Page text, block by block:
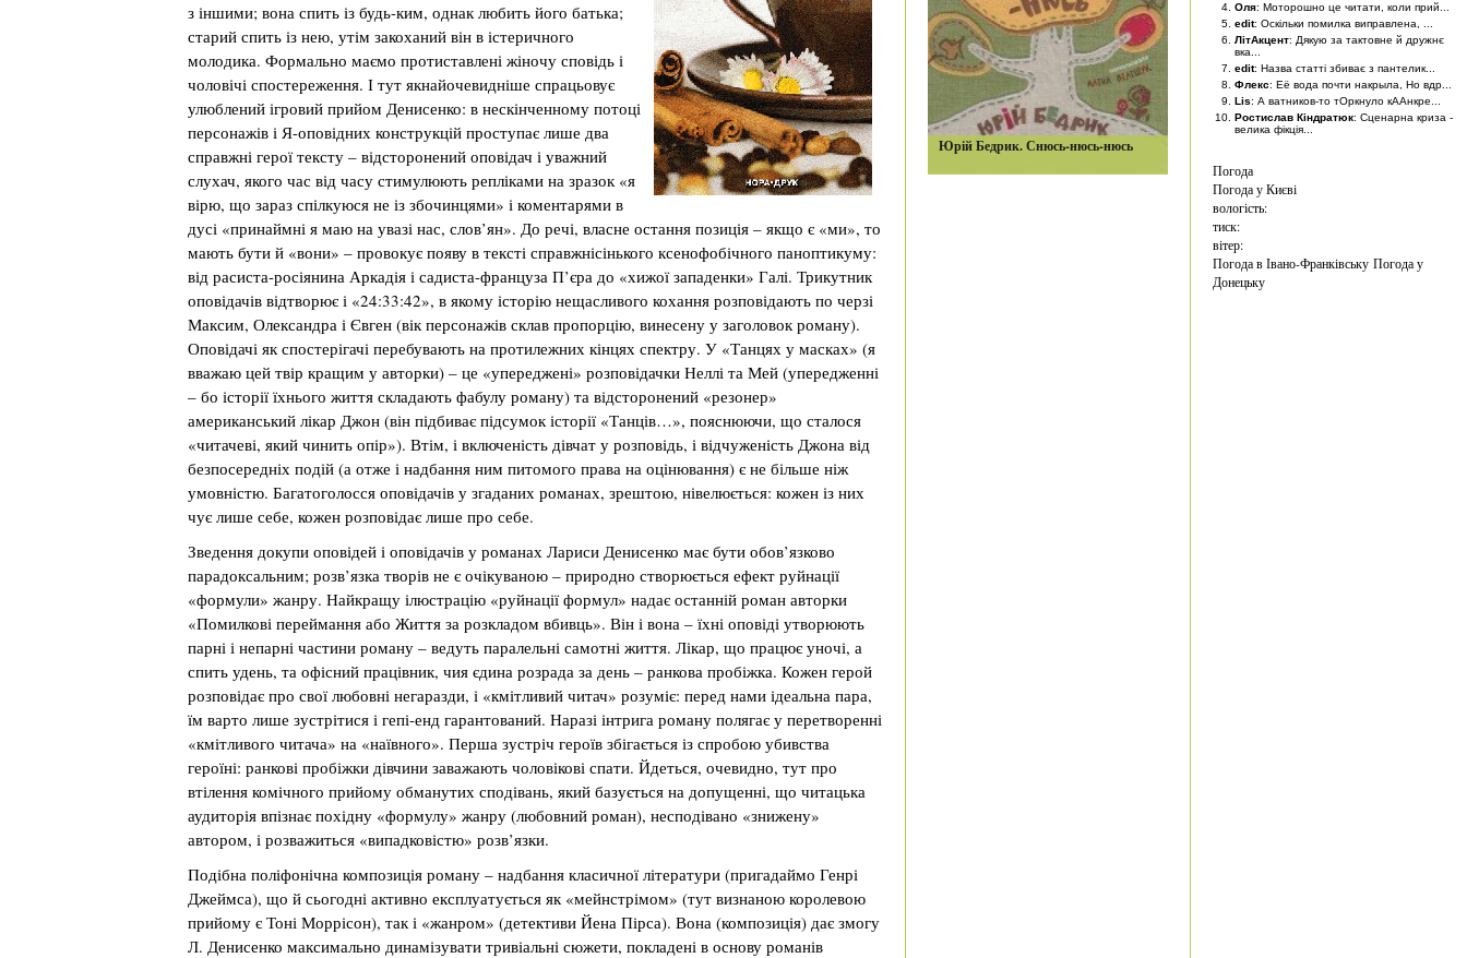
з іншими; вона спить із будь-ким, однак любить його батька;
старий спить із нею, утім закоханий він в істеричного
молодика. Формально маємо протиставлені жіночу сповідь і
чоловічі спостереження. І тут якнайочевидніше спрацьовує
улюблений ігровий прийом Денисенко: в нескінченному потоці
персонажів і Я-оповідних конструкцій проступає лише два
справжні герої тексту – відсторонений оповідач і уважний
слухач, якого час від часу стимулюють репліками на зразок «я
вірю, що зараз спілкуюся не із збочинцями» і коментарями в
дусі «принаймні я маю на увазі нас, слов’ян». До речі, власне остання позиція – якщо є «ми», то
мають бути й «вони» – провокує появу в тексті справжнісінького ксенофобічного паноптикуму:
від расиста-росіянина Аркадія і садиста-француза П’єра до «хижої западенки» Галі. Трикутник
оповідачів відтворює і «24:33:42», в якому історію нещасливого кохання розповідають по черзі
Максим, Олександра і Євген (вік персонажів склав пропорцію, винесену у заголовок роману).
Оповідачі як спостерігачі перебувають на протилежних кінцях спектру. У «Танцях у масках» (я
вважаю цей твір кращим у авторки) – це «упереджені» розповідачки Неллі та Мей (упередженні
– бо історії їхнього життя складають фабулу роману) та відсторонений «резонер»
американський лікар Джон (він підбиває підсумок історії «Танців…», пояснюючи, що сталося
«читачеві, який чинить опір»). Втім, і включеність дівчат у розповідь, і відчуженість Джона від
безпосередніх подій (а отже і надбання ним питомого права на оцінювання) є не більше ніж
умовністю. Багатоголосся оповідачів у згаданих романах, зрештою, нівелюється: кожен із них
чує лише себе, кожен розповідає лише про себе.
Зведення докупи оповідей і оповідачів у романах Лариси Денисенко має бути обов’язково
парадоксальним; розв’язка творів не є очікуваною – природно створюється ефект руйнації
«формули» жанру. Найкращу ілюстрацію «руйнації формул» надає останній роман авторки
«Помилкові переймання або Життя за розкладом вбивць». Він і вона – їхні оповіді утворюють
парні і непарні частини роману – ведуть паралельні самотні життя. Лікар, що працює уночі, а
спить удень, та офісний працівник, чия єдина розрада за день – ранкова пробіжка. Кожен герой
розповідає про свої любовні негаразди, і «кмітливий читач» розуміє: перед нами ідеальна пара,
їм варто лише зустрітися і гепі-енд гарантований. Наразі інтрига роману полягає у перетворенні
«кмітливого читача» на «наївного». Перша зустріч героїв збігається із спробою убивства
героїні: ранкові пробіжки дівчини заважають чоловікові спати. Йдеться, очевидно, тут про
втілення комічного прийому обманутих сподівань, який базується на допущенні, що читацька
аудиторія впізнає похідну «формулу» жанру (любовний роман), несподівано «знижену»
автором, і розважиться «випадковістю» розв’язки.
Подібна поліфонічна композиція роману – надбання класичної літератури (пригадаймо Генрі
Джеймса), що й сьогодні активно експлуатується як «мейнстрімом» (тут визнаною королевою
прийому є Тоні Моррісон), так і «жанром» (детективи Йена Пірса). Вона (композиція) дає змогу
Л. Денисенко максимально динамізувати тривіальні сюжети, покладені в основу романів
Юрій Бедрик. Снюсь-нюсь-нюсь
Оля: Моторошно це читати, коли прий...
edit: Оскільки помилка виправлена, ...
ЛітАкцент: Дякую за тактовне й дружнє
вка...
edit: Назва статті збиває з пантелик...
Флекс: Её вода почти накрыла, Но вдр...
Lis: А ватников-то тОркнуло кААнкре...
Ростислав Кіндратюк: Сценарна криза -
велика фікція...
Погода
Погода уКиєві
вологість:
тиск:
вітер:
Погода в Івано-Франківську Погода у
Донецьку